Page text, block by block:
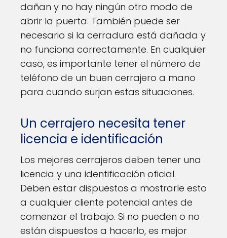
dañan y no hay ningún otro modo de
abrir la puerta. También puede ser
necesario si la cerradura está dañada y
no funciona correctamente. En cualquier
caso, es importante tener el número de
teléfono de un buen cerrajero a mano
para cuando surjan estas situaciones.
Un cerrajero necesita tener
licencia e identificación
Los mejores cerrajeros deben tener una
licencia y una identificación oficial.
Deben estar dispuestos a mostrarle esto
a cualquier cliente potencial antes de
comenzar el trabajo. Si no pueden o no
están dispuestos a hacerlo, es mejor